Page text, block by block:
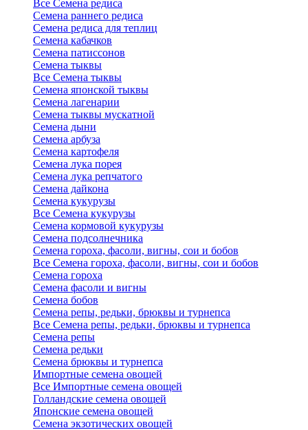
Все Семена редиса
Семена раннего редиса
Семена редиса для теплиц
Семена кабачков
Семена патиссонов
Семена тыквы
Все Семена тыквы
Семена японской тыквы
Семена лагенарии
Семена тыквы мускатной
Семена дыни
Семена арбуза
Семена картофеля
Семена лука порея
Семена лука репчатого
Семена дайкона
Семена кукурузы
Все Семена кукурузы
Семена кормовой кукурузы
Семена подсолнечника
Семена гороха, фасоли, вигны, сои и бобов
Все Семена гороха, фасоли, вигны, сои и бобов
Семена гороха
Семена фасоли и вигны
Семена бобов
Семена репы, редьки, брюквы и турнепса
Все Семена репы, редьки, брюквы и турнепса
Семена репы
Семена редьки
Семена брюквы и турнепса
Импортные семена овощей
Все Импортные семена овощей
Голландские семена овощей
Японские семена овощей
Семена экзотических овощей